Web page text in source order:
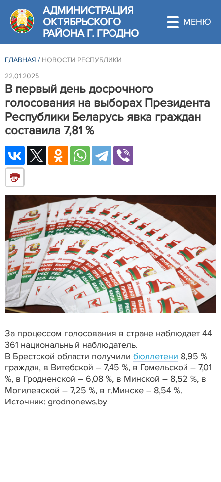
АДМИНИСТРАЦИЯ
ОКТЯБРЬСКОГО
РАЙОНА Г. ГРОДНО
ГЛАВНАЯ / НОВОСТИ РЕСПУБЛИКИ
22.01.2025
В первый день досрочного
голосования на выборах Президента
Республики Беларусь явка граждан
составила 7,81 %
За процессом голосования в стране наблюдает 44
361 национальный наблюдатель.
В Брестской области получили бюллетени 8,95 %
граждан, в Витебской – 7,45 %, в Гомельской – 7,01
%, в Гродненской – 6,08 %, в Минской – 8,52 %, в
Могилевской – 7,25 %, в г.Минске – 8,54 %.
Источник: grodnonews.by